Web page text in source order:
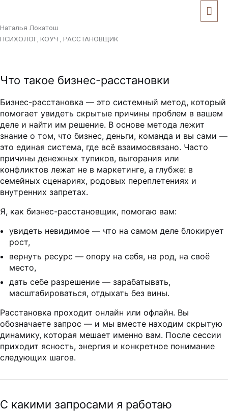
содержимому
Наталья Локатош
ПСИХОЛОГ, КОУЧ , РАССТАНОВЩИК
Что такое бизнес-расстановки
Бизнес-расстановка — это системный метод, который
помогает увидеть скрытые причины проблем в вашем
деле и найти им решение. В основе метода лежит
знание о том, что бизнес, деньги, команда и вы сами —
это единая система, где всё взаимосвязано. Часто
причины денежных тупиков, выгорания или
конфликтов лежат не в маркетинге, а глубже: в
семейных сценариях, родовых переплетениях и
внутренних запретах.
Я, как бизнес-расстановщик, помогаю вам:
увидеть невидимое — что на самом деле блокирует
рост,
вернуть ресурс — опору на себя, на род, на своё
место,
дать себе разрешение — зарабатывать,
масштабироваться, отдыхать без вины.
Расстановка проходит онлайн или офлайн. Вы
обозначаете запрос — и мы вместе находим скрытую
динамику, которая мешает именно вам. После сессии
приходит ясность, энергия и конкретное понимание
следующих шагов.
С какими запросами я работаю